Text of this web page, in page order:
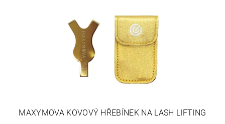
MAXYMOVA KOVOVÝ HŘEBÍNEK NA LASH LIFTING